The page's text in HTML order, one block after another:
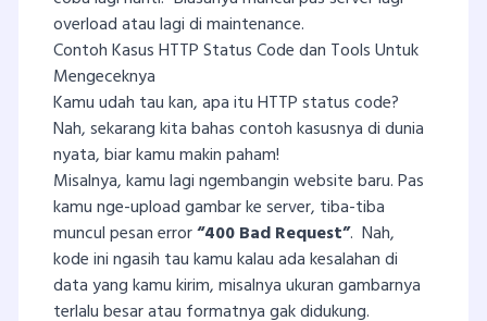
overload atau lagi di maintenance.
Contoh Kasus HTTP Status Code dan Tools Untuk
Mengeceknya
Kamu udah tau kan, apa itu HTTP status code?
Nah, sekarang kita bahas contoh kasusnya di dunia
nyata, biar kamu makin paham!
Misalnya, kamu lagi ngembangin website baru. Pas
kamu nge-upload gambar ke server, tiba-tiba
muncul pesan error“400 Bad Request”. Nah,
kode ini ngasih tau kamu kalau ada kesalahan di
data yang kamu kirim, misalnya ukuran gambarnya
terlalu besar atau formatnya gak didukung.